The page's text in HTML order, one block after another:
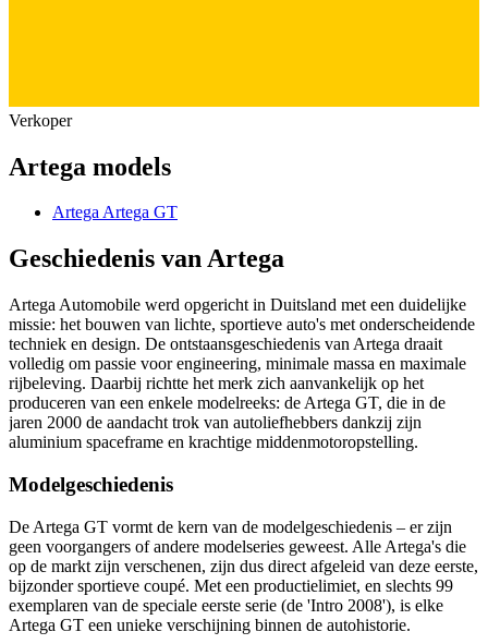
Verkoper
Artega models
Artega Artega GT
Geschiedenis van Artega
Artega Automobile werd opgericht in Duitsland met een duidelijke
missie: het bouwen van lichte, sportieve auto's met onderscheidende
techniek en design. De ontstaansgeschiedenis van Artega draait
volledig om passie voor engineering, minimale massa en maximale
rijbeleving. Daarbij richtte het merk zich aanvankelijk op het
produceren van een enkele modelreeks: de Artega GT, die in de
jaren 2000 de aandacht trok van autoliefhebbers dankzij zijn
aluminium spaceframe en krachtige middenmotoropstelling.
Modelgeschiedenis
De Artega GT vormt de kern van de modelgeschiedenis – er zijn
geen voorgangers of andere modelseries geweest. Alle Artega's die
op de markt zijn verschenen, zijn dus direct afgeleid van deze eerste,
bijzonder sportieve coupé. Met een productielimiet, en slechts 99
exemplaren van de speciale eerste serie (de 'Intro 2008'), is elke
Artega GT een unieke verschijning binnen de autohistorie.